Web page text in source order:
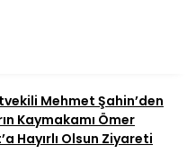
Mehmet Şahin’den
Kaymakamı Ömer
Hayırlı Olsun Ziyareti